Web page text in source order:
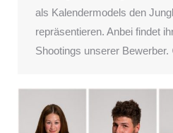
als Kalendermodels den
repräsentieren. Anbei findet
Shootings unserer